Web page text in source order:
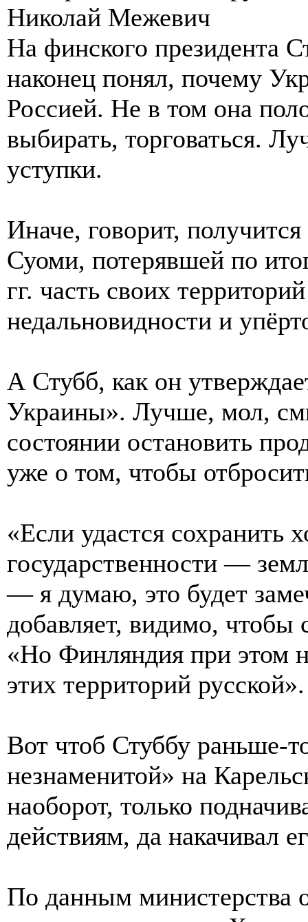
Николай Межевич
На финского президента
наконец понял, почему
Россией. Не в том она
выбирать, торговаться.
уступки.
Иначе, говорит,
Суоми, потерявшей по
гг. часть своих
недальновидности и
А Стубб, как он
Украины». Лучше, мол,
состоянии остановить
уже о том, чтобы
«Если удастся сохранить
государственности —
— я думаю, это будет
добавляет, видимо, чтобы
«Но Финляндия при этом
этих территорий русской».
Вот чтоб Стуббу раньше-
незнаменитой» на
наоборот, только
действиям, да накачивал
По данным министерства